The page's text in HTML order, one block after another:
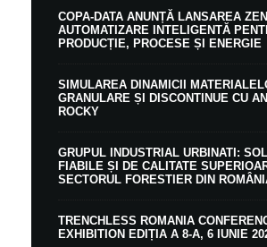
COPA-DATA ANUNȚĂ LANSAREA
AUTOMATIZARE INTELIGENTĂ
PRODUCȚIE, PROCESE ȘI ENERGIE
SIMULAREA DINAMICII
GRANULARE ȘI DISCONTINUE CU
ROCKY
GRUPUL INDUSTRIAL URBINATI:
FIABILE ȘI DE CALITATE
SECTORUL FORESTIER DIN
TRENCHLESS ROMANIA
EXHIBITION EDIȚIA A 8-A, 6 IUNIE